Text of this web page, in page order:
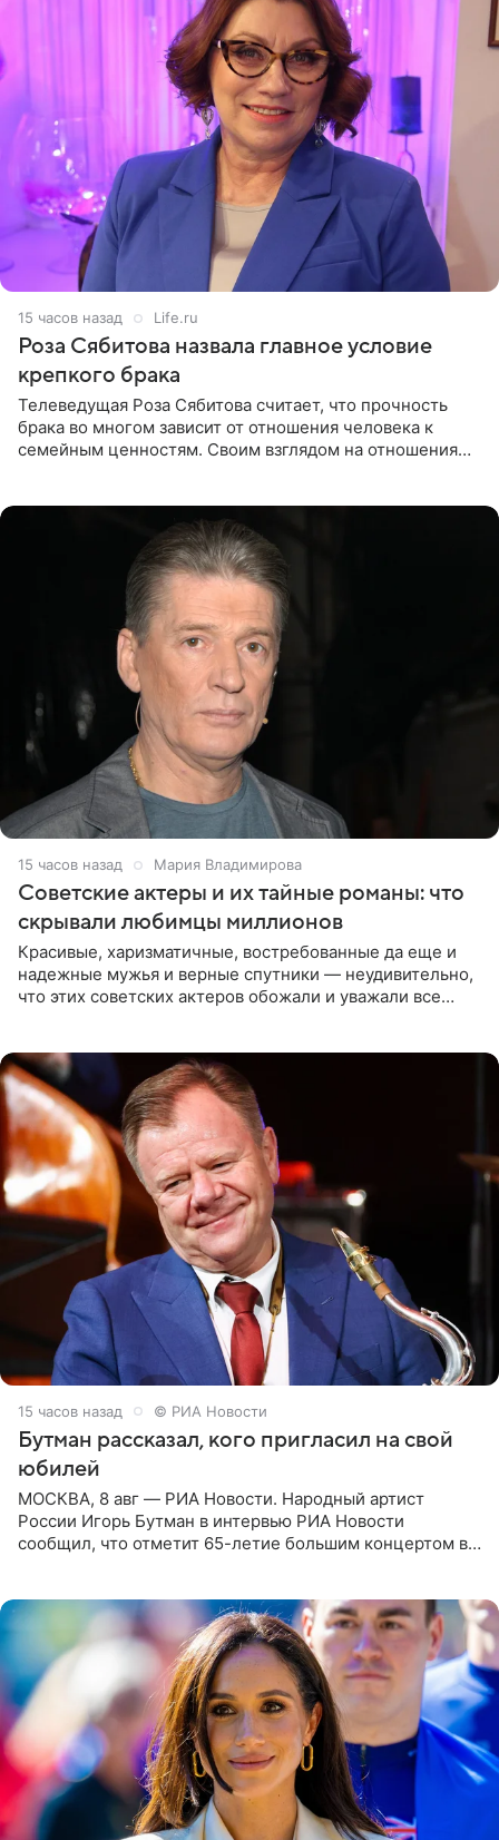
15 часов назад Life.ru
Роза Сябитова назвала главное условие
крепкого брака
Телеведущая Роза Сябитова считает, что прочность
брака во многом зависит от отношения человека к
семейным ценностям. Своим взглядом на отношения
15 часов назад Мария Владимирова
Советские актеры и их тайные романы: что
скрывали любимцы миллионов
Красивые, харизматичные, востребованные да еще и
надежные мужья и верные спутники — неудивительно,
что этих советских актеров обожали и уважали все
15 часов назад © РИА Новости
Бутман рассказал, кого пригласил на свой
юбилей
МОСКВА, 8 авг — РИА Новости. Народный артист
России Игорь Бутман в интервью РИА Новости
сообщил, что отметит 65-летие большим концертом в